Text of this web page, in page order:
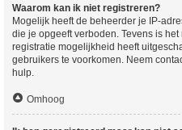
Waarom kan ik niet registreren?
Mogelijk heeft de beheerder je IP-
die je opgeeft verboden. Tevens is
registratie mogelijkheid heeft
gebruikers te voorkomen. Neem
hulp.
Omhoog